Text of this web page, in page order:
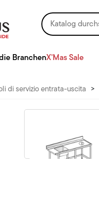
BranchenX'Mas Sale
di servizio entrata-uscita >